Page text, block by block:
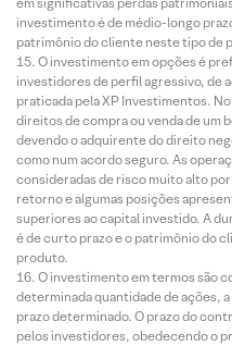
investimento é de médio-longo
patrimônio do cliente neste tipo de
O investimento em opções é
investidores de perfil agressivo, de
praticada pela XP Investimentos.
direitos de compra ou venda de um
devendo o adquirente do direito
como num acordo seguro. As
consideradas de risco muito alto
retorno e algumas posições
superiores ao capital investido. A
é de curto prazo e o patrimônio do
produto.
O investimento em termos são
determinada quantidade de ações,
prazo determinado. O prazo do
pelos investidores, obedecendo o